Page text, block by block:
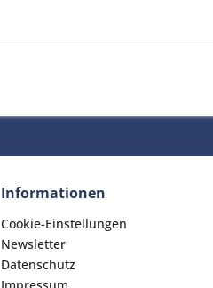
Informationen
Cookie-Einstellungen
Newsletter
Datenschutz